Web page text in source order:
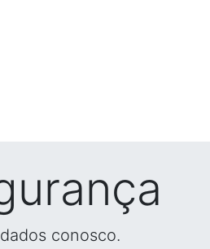
conosco.